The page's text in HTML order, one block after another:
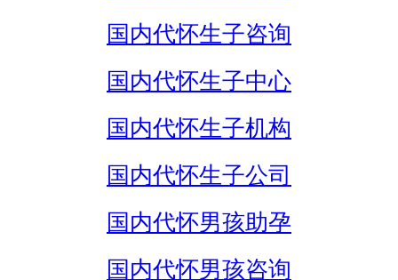
国内代怀生子咨询
国内代怀生子中心
国内代怀生子机构
国内代怀生子公司
国内代怀男孩助孕
国内代怀男孩咨询